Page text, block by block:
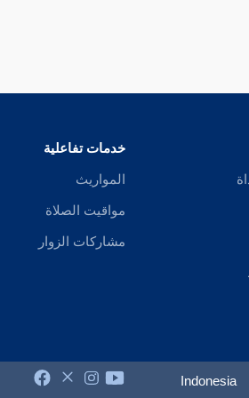
خدمات تفاعلية
المواريث
مواقيت الصلاة
مشاركات الزوار
Indonesia